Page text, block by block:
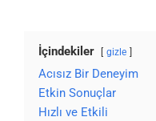
İçindekiler gizle
Acısız Bir Deneyim
Etkin Sonuçlar
Hızlı ve Etkili